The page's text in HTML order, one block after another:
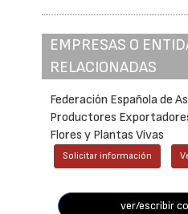
EMPRESAS O
RELACIONADAS
Federación Española de
Productores
Flores y Plantas Vivas
Solicitar información
ver/escribir